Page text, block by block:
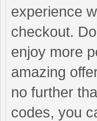
experience
checkout.
enjoy more
amazing
no further
codes, you